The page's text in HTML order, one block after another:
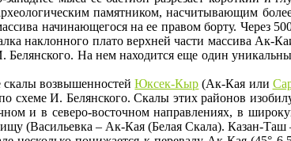
памятником, насчитывающим
начинающегося на ее правом борту. Через
наклонного плато верхней части массива Ак-
Белянского. На нем находится еще один
скалы возвышенностейЮксек-Кыр (Ак-Кая или
схеме И. Белянского. Скалы этих районов
и в северо-восточном направлениях, в
(Васильевка – Ак-Кая (Белая Скала). Казан-